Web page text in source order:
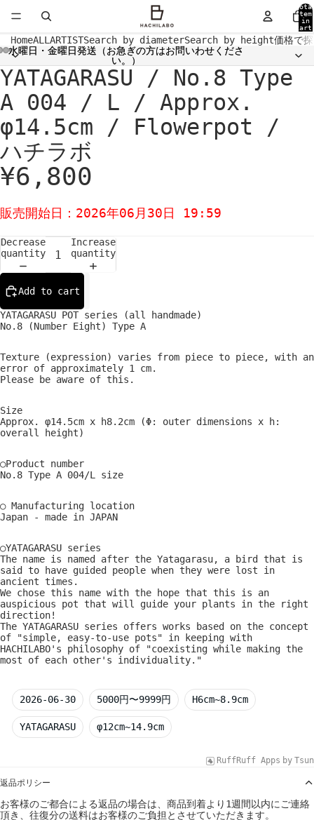
in
0
HomeALL ARTISTSearch by diameterSearch by height価格で
水曜日・金曜日発送（お急ぎの方はお問いわせくださ
い。）
水曜日・金曜日発送（お急ぎの方はお問いわせくださ
い。）
Open
image
in
full
screen
Open
image
in
full
screen
Open
image
in
full
screen
Open
image
in
full
screen
Open
image
in
full
screen
Open
image
in
full
screen
Open
image
in
full
screen
Open
image
in
full
screen
Open
image
in
full
screen
YATAGARASU / No.8 Type
A 004 / L / Approx.
φ14.5cm / Flowerpot /
ハチラボ
¥6,800
販売開始日：2026年06月30日 19:59
Decrease
quantity
Increase
quantity
Add to cart
YATAGARASU POT series (all handmade)
No.8 (Number Eight) Type A
Texture (expression) varies from piece to piece, with an
error of approximately 1 cm.
Please be aware of this.
Size
Approx. φ14.5cm x h8.2cm (Φ: outer dimensions x h:
overall height)
○Product number
No.8 Type A 004/L size
○ Manufacturing location
Japan - made in JAPAN
○YATAGARASU series
The name is named after the Yatagarasu, a bird that is
said to have guided people when they were lost in
ancient times.
We chose this name with the hope that this is an
auspicious pot that will guide your plants in the right
direction!
The YATAGARASU series offers works based on the concept
of "simple, easy-to-use pots" in keeping with
HACHILABO's philosophy of "coexisting while making the
most of each other's individuality."
2026-06-30 5000円〜9999円 H6cm~8.9cm
YATAGARASU φ12cm~14.9cm
RuffRuff Apps by Tsun
返品ポリシー
お客様のご都合による返品の場合は、商品到着より1週間以内にご連絡
頂き、往復分の送料はお客様のご負担とさせていただきます。